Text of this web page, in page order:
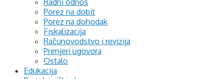
Porez na dobit
Porez na dohodak
Fiskalizacija
Računovodstvo i revizija
Primjeri ugovora
Ostalo
Edukacija